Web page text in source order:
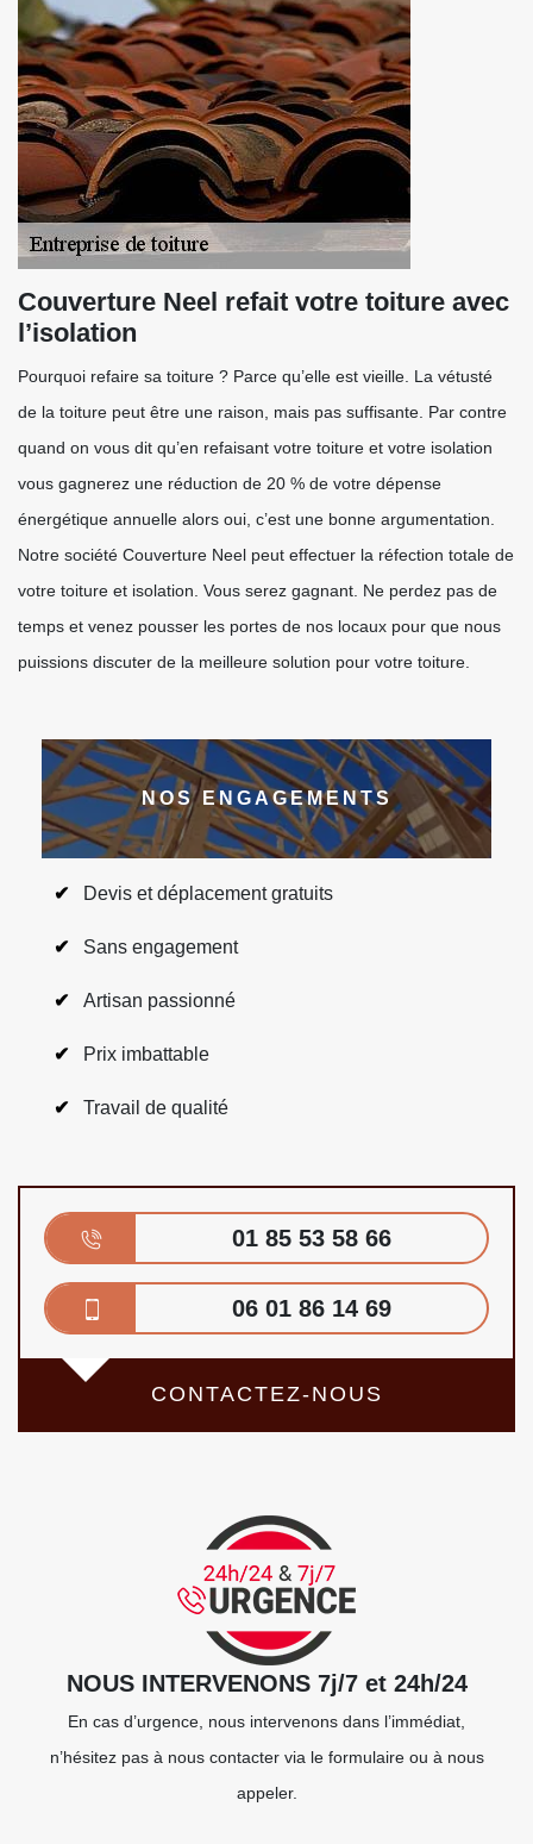
Couverture Neel refait votre toiture avec
l’isolation
Pourquoi refaire sa toiture ? Parce qu’elle est vieille. La vétusté
de la toiture peut être une raison, mais pas suffisante. Par contre
quand on vous dit qu’en refaisant votre toiture et votre isolation
vous gagnerez une réduction de 20 % de votre dépense
énergétique annuelle alors oui, c’est une bonne argumentation.
Notre société Couverture Neel peut effectuer la réfection totale de
votre toiture et isolation. Vous serez gagnant. Ne perdez pas de
temps et venez pousser les portes de nos locaux pour que nous
puissions discuter de la meilleure solution pour votre toiture.
NOS ENGAGEMENTS
Devis et déplacement gratuits
Sans engagement
Artisan passionné
Prix imbattable
Travail de qualité
01 85 53 58 66
06 01 86 14 69
CONTACTEZ-NOUS
NOUS INTERVENONS 7j/7 et 24h/24
En cas d’urgence, nous intervenons dans l’immédiat,
n’hésitez pas à nous contacter via le formulaire ou à nous
appeler.